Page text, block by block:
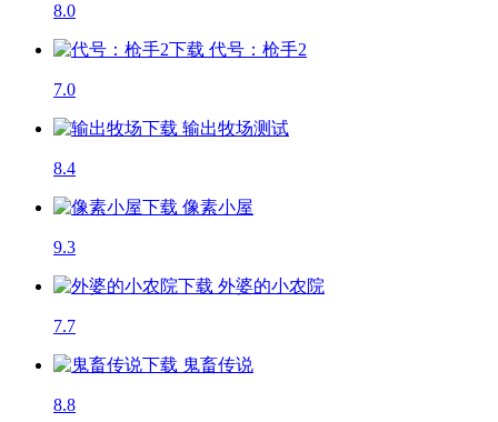
8.0
代号：枪手2
7.0
输出牧场测试
8.4
像素小屋
9.3
外婆的小农院
7.7
鬼畜传说
8.8